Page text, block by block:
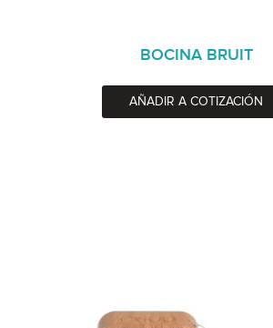
BOCINA BRUIT
AÑADIR A COTIZACIÓN